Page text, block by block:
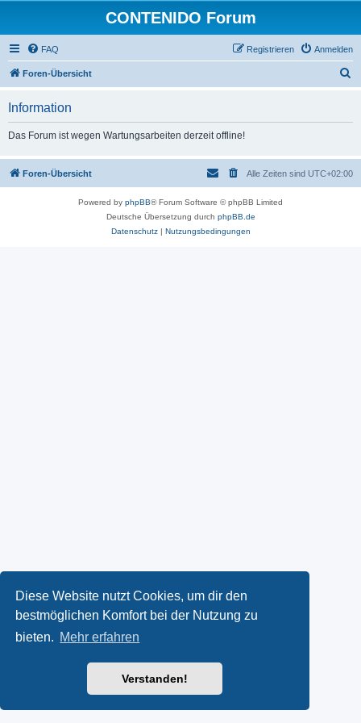
Diese Website nutzt Cookies, um dir den
bestmöglichen Komfort bei der Nutzung zu
bieten. Mehr erfahren
Verstanden!
CONTENIDO Forum
FAQ Anmelden
Registrieren
Foren-Übersicht
Information
Das Forum ist wegen Wartungsarbeiten derzeit offline!
Foren-Übersicht Alle Zeiten sind UTC+02:00
Powered by phpBB® Forum Software © phpBB Limited
Deutsche Übersetzung durch phpBB.de
Datenschutz| Nutzungsbedingungen